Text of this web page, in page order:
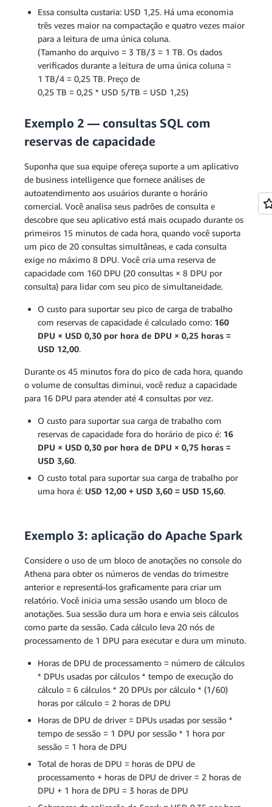
Essa consulta custaria: USD 1,25. Há uma economia
três vezes maior na compactação e quatro vezes maior
para a leitura de uma única coluna.
(Tamanho do arquivo = 3 TB/3 = 1 TB. Os dados
verificados durante a leitura de uma única coluna =
1 TB/4 = 0,25 TB. Preço de
0,25 TB = 0,25 * USD 5/TB = USD 1,25)
Exemplo 2 — consultas SQL com
reservas de capacidade
Suponha que sua equipe ofereça suporte a um aplicativo
de business intelligence que fornece análises de
autoatendimento aos usuários durante o horário
comercial. Você analisa seus padrões de consulta e
descobre que seu aplicativo está mais ocupado durante os
primeiros 15 minutos de cada hora, quando você suporta
um pico de 20 consultas simultâneas, e cada consulta
exige no máximo 8 DPU. Você cria uma reserva de
capacidade com 160 DPU (20 consultas × 8 DPU por
consulta) para lidar com seu pico de simultaneidade.
O custo para suportar seu pico de carga de trabalho
com reservas de capacidade é calculado como: 160
DPU × USD 0,30 por hora de DPU × 0,25 horas =
USD 12,00.
Durante os 45 minutos fora do pico de cada hora, quando
o volume de consultas diminui, você reduz a capacidade
para 16 DPU para atender até 4 consultas por vez.
O custo para suportar sua carga de trabalho com
reservas de capacidade fora do horário de pico é: 16
DPU × USD 0,30 por hora de DPU × 0,75 horas =
USD 3,60.
O custo total para suportar sua carga de trabalho por
uma hora é: USD 12,00 + USD 3,60 = USD 15,60.
Exemplo 3: aplicação do Apache Spark
Considere o uso de um bloco de anotações no console do
Athena para obter os números de vendas do trimestre
anterior e representá-los graficamente para criar um
relatório. Você inicia uma sessão usando um bloco de
anotações. Sua sessão dura um hora e envia seis cálculos
como parte da sessão. Cada cálculo leva 20 nós de
processamento de 1 DPU para executar e dura um minuto.
Horas de DPU de processamento = número de cálculos
* DPUs usadas por cálculos * tempo de execução do
cálculo = 6 cálculos * 20 DPUs por cálculo * (1/60)
horas por cálculo = 2 horas de DPU
Horas de DPU de driver = DPUs usadas por sessão *
tempo de sessão = 1 DPU por sessão * 1 hora por
sessão = 1 hora de DPU
Total de horas de DPU = horas de DPU de
processamento + horas de DPU de driver = 2 horas de
DPU + 1 hora de DPU = 3 horas de DPU